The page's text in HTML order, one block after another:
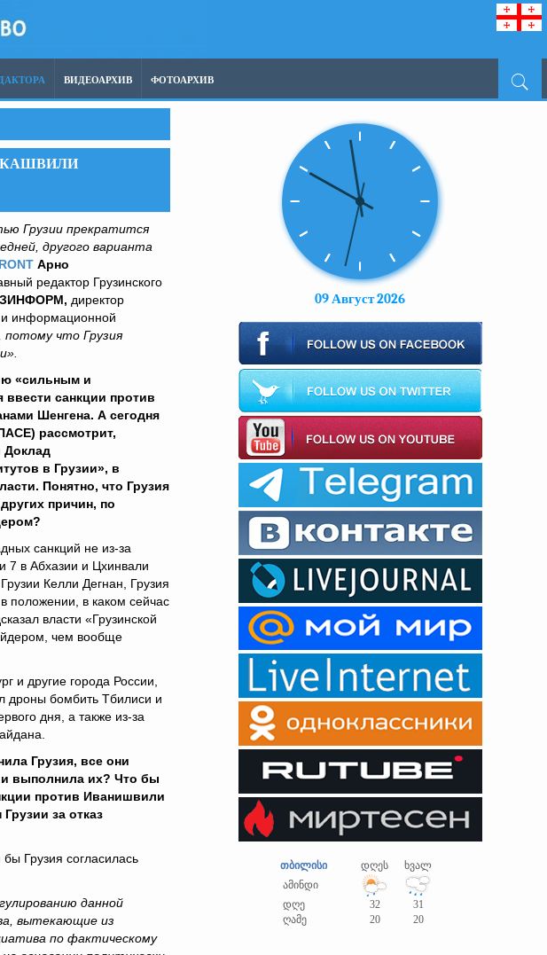
ВИДЕОАРХИВ ФОТОАРХИВ
Грузии прекратится
другого варианта
Арно
редактор Грузинского
директор
и информационной
потому что Грузия
«сильным и
санкции против
Шенгена. А сегодня
рассмотрит,
Доклад
в Грузии», в
Понятно, что Грузия
причин, по
санкций не из-за
7 в Абхазии и Цхинвали
Келли Дегнан, Грузия
положении, в каком сейчас
власти «Грузинской
чем вообще
и другие города России,
дроны бомбить Тбилиси и
дня, а также из-за
Грузия, все они
и выполнила их? Что бы
против Иванишвили
за отказ
Грузия согласилась
данной
вытекающие из
по фактическому
09 Август 2026
თბილისი დღეს
ხვალ
ამინდი
დღე
32
31
ღამე
20 20